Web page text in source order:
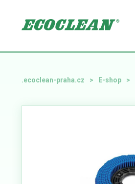
.ecoclean-praha.cz E-shop